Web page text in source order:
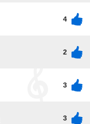
4
2
3
3